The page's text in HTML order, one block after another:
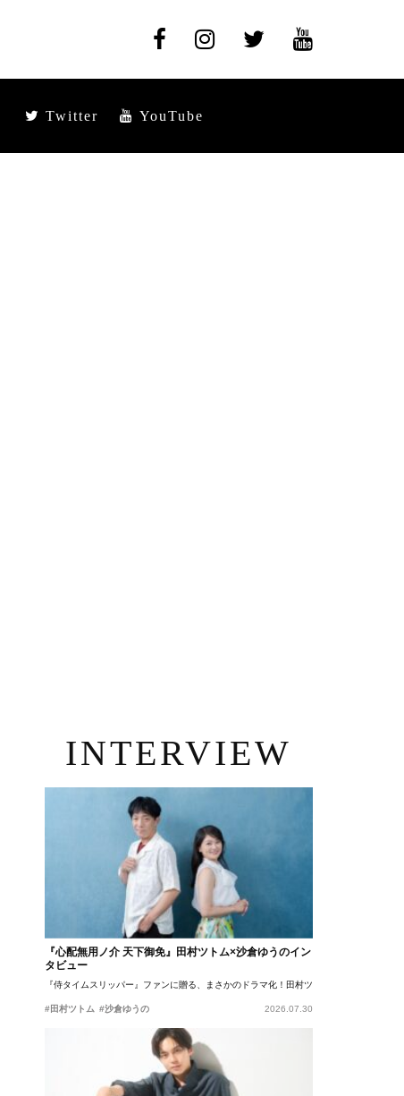
Twitter YouTube
INTERVIEW
『心配無用ノ介 天下御免』田村ツトム×沙倉ゆうのイン
タビュー
『侍タイムスリッパー』ファンに贈る、まさかのドラマ化！田村ツトム×沙倉ゆうのが語
#田村ツトム #沙倉ゆうの 2026.07.30